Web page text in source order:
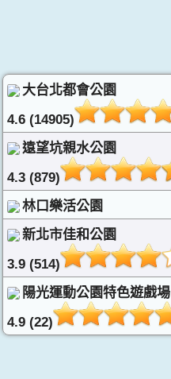
大台北都會公園
4.6 (14905)
遠望坑親水公園
4.3 (879)
林口樂活公園
新北市佳和公園
3.9 (514)
陽光運動公園特色遊戲場
4.9 (22)